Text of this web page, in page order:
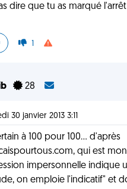
dire que tu as marqué l'arrêt
1
28
30 janvier 2013 3:11
à 100 pour 100... d'après
qui est
impersonnelle indique
on emploie l'indicatif" et